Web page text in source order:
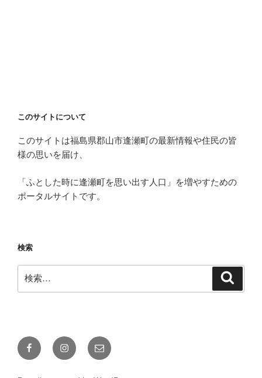
このサイトについて
このサイトは福島県郡山市逢瀬町の最新情報や住民の皆
様の思いを届け、
「ふとした時に逢瀬町を思い出す人口」を増やすための
ポータルサイトです。
検索
索:
FacebookInstagramメ
ー